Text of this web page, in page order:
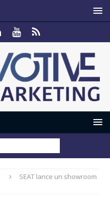
SEAT lance un showroom